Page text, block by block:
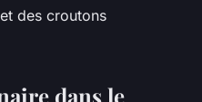
des croutons
dans le